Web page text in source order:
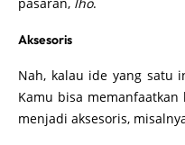
Aksesoris
Nah, kalau ide yang satu
Kamu bisa
menjadi aksesoris,